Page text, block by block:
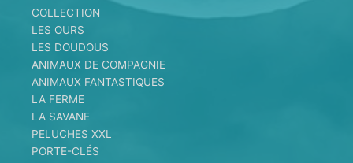
COLLECTION
LES OURS
LES DOUDOUS
ANIMAUX DE COMPAGNIE
ANIMAUX FANTASTIQUES
LA FERME
LA SAVANE
PELUCHES XXL
PORTE-CLÉS